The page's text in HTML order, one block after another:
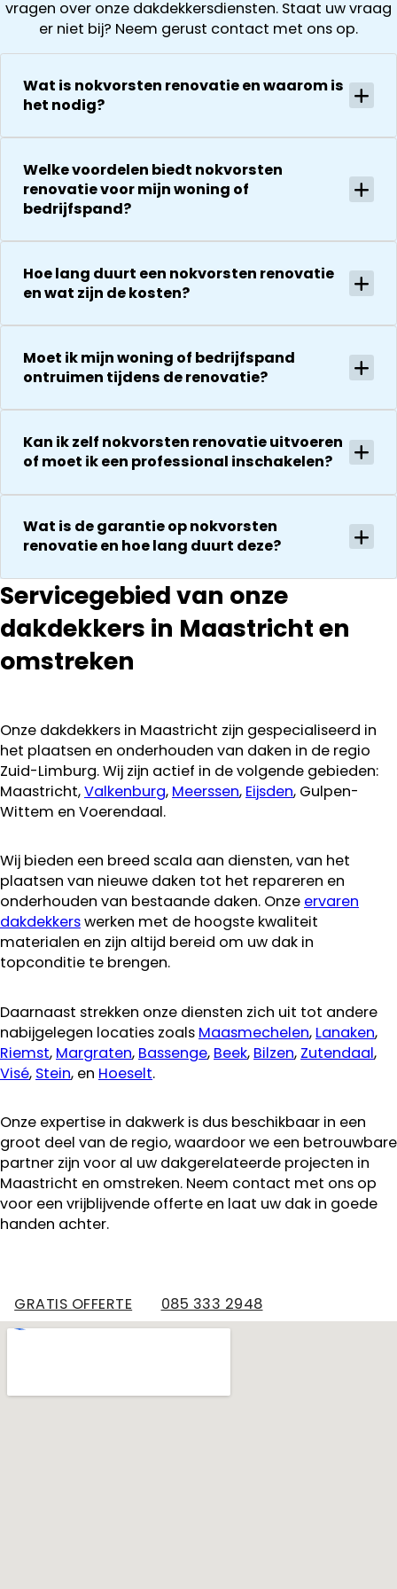
van de
aanrader!
had. Wij
kregen direct
een offerte
uitgewerkt en
na 1 week
herstel. Nu 1
dakdekker
bedanken
uitvoering en
Het is nog
steeds
zeker een 5
sterren review
en snelle
offerte is
vervolgens
helder en
gedurende
hele proces
goed op de
stand van
gaat
vervolgens
conform
onverwachte
tegenkomen
worden
vakkundig
zonder extra
kosten. Maar
ze goed en
transparant.
vragen over onze dakdekkersdiensten. Staat uw vraag
er niet bij? Neem gerust contact met ons op.
Wat is nokvorsten renovatie en waarom is
het nodig?
Welke voordelen biedt nokvorsten
renovatie voor mijn woning of
bedrijfspand?
Hoe lang duurt een nokvorsten renovatie
en wat zijn de kosten?
Moet ik mijn woning of bedrijfspand
ontruimen tijdens de renovatie?
Kan ik zelf nokvorsten renovatie uitvoeren
of moet ik een professional inschakelen?
Wat is de garantie op nokvorsten
renovatie en hoe lang duurt deze?
Servicegebied van onze
dakdekkers in Maastricht en
omstreken
Onze dakdekkers in Maastricht zijn gespecialiseerd in
het plaatsen en onderhouden van daken in de regio
Zuid-Limburg. Wij zijn actief in de volgende gebieden:
Maastricht,Valkenburg, Meerssen, Eijsden, Gulpen-
Wittem en Voerendaal.
Wij bieden een breed scala aan diensten, van het
plaatsen van nieuwe daken tot het repareren en
onderhouden van bestaande daken. Onze ervaren
dakdekkerswerken met de hoogste kwaliteit
materialen en zijn altijd bereid om uw dak in
topconditie te brengen.
Daarnaast strekken onze diensten zich uit tot andere
nabijgelegen locaties zoals Maasmechelen, Lanaken,
Riemst, Margraten, Bassenge, Beek, Bilzen, Zutendaal,
Visé, Stein, en Hoeselt.
Onze expertise in dakwerk is dus beschikbaar in een
groot deel van de regio, waardoor we een betrouwbare
partner zijn voor al uw dakgerelateerde projecten in
Maastricht en omstreken. Neem contact met ons op
voor een vrijblijvende offerte en laat uw dak in goede
handen achter.
GRATIS OFFERTE 085 333 2948